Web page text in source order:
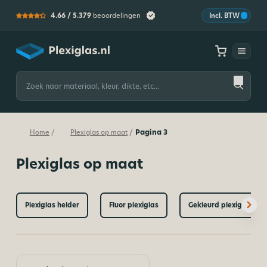
4.66 / 5.379 beoordelingen Incl. BTW
Plexiglas
Zoeken
naar:
Home / Plexiglas op maat / Pagina 3
Plexiglas op maat
Plexiglas helder Fluor plexiglas Gekleurd plexiglas op